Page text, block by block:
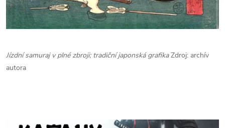
Jízdní samuraj v plné zbroji; tradiční japonská grafikaZdroj: archív
autora